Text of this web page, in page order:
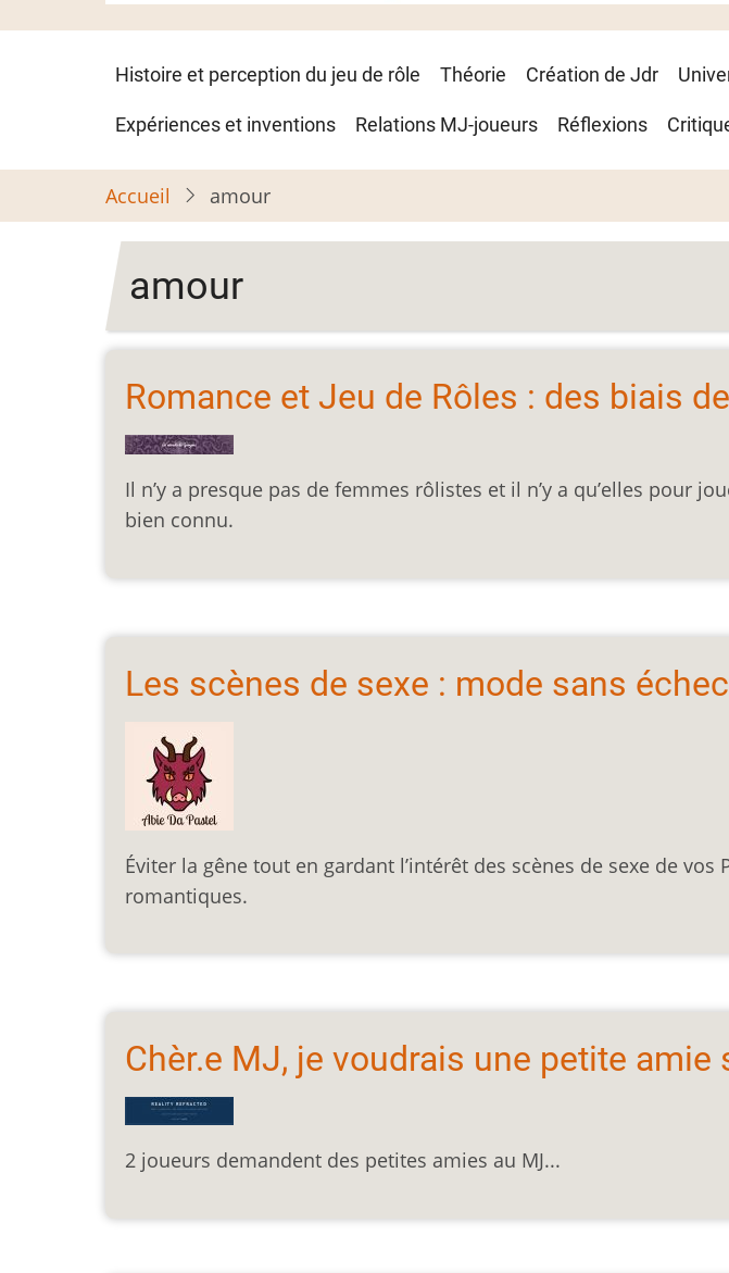
Navigation
principale
Histoire et perception du jeu de rôle Théorie Création de Jdr
Expériences et inventions Relations MJ-joueurs Réflexions
Accueil amour
amour
Romance et Jeu de Rôles : des biais
Il n’y a presque pas de femmes rôlistes et il n’y a qu’elles pour
bien connu.
Les scènes de sexe : mode sans échec
Éviter la gêne tout en gardant l’intérêt des scènes de sexe de vos
romantiques.
Chèr.e MJ, je voudrais une petite amie
2 joueurs demandent des petites amies au MJ...